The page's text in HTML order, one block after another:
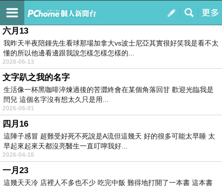
我的
訂閱
走到哪
六月13
我昨天半夜陪鍾先生看球那場加拿大vs波士尼亞其實很好笑我是看不太
懂的所以他邊看邊跟我說怎樣怎樣怎樣的...
2026-06-13
文字趴之我的名字
生活像一杯黑咖啡淬煉過後的苦澀終會在某個角落回甘 歡迎光臨我是
閆兒 這個名字沒有想太久只是用...
2026-06-01
四月16
這陣子感冒 超難受好死不死說是A流但這幾天 好的很多可能太早睡 太
早起來起來天都沒亮醫生一直叮嚀我好...
2026-04-16
一月23
這幾天天冷 店裡人不多也不少 吃完中飯 難得地打開了一本書 這本書